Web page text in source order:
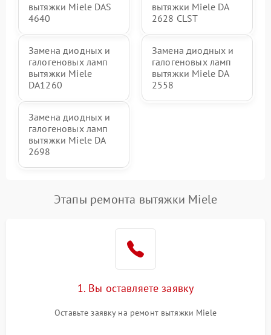
вытяжки Miele DAS
4640
вытяжки Miele DA
2628 CLST
Замена диодных и
галогеновых ламп
вытяжки Miele
DA1260
Замена диодных и
галогеновых ламп
вытяжки Miele DA
2558
Замена диодных и
галогеновых ламп
вытяжки Miele DA
2698
Этапы ремонта вытяжки Miele
1. Вы оставляете заявку
Оставьте заявку на ремонт вытяжки Miele